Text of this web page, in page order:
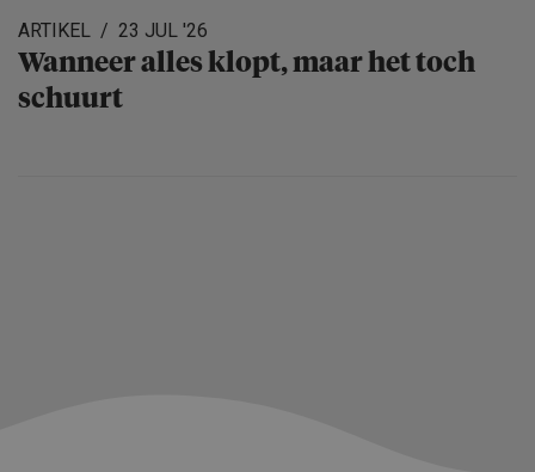
ARTIKEL 23 JUL '26
Wanneer alles klopt, maar het toch
schuurt